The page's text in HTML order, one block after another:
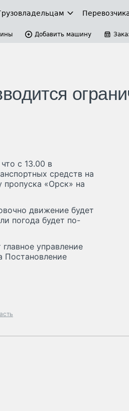
Добавить машину
с 13.00 в
средств на
«Орск» на
движение будет
погода будет по-
управление
Постановление